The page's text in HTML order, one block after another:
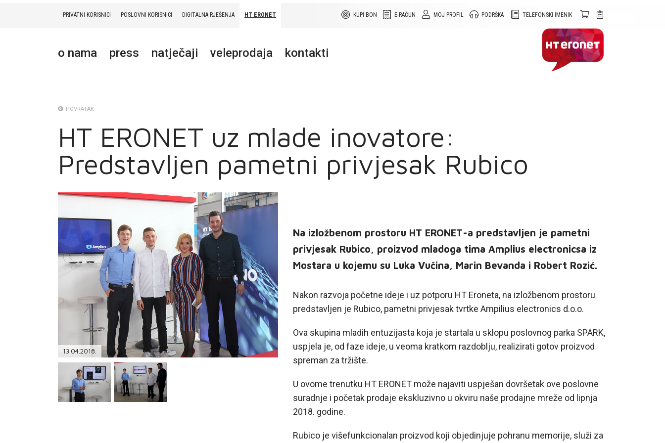
TELEFONSKI IMENIK
PODRŠKA
MOJ PROFIL
E-RAČUN
KUPI BON
PRIVATNI KORISNICI POSLOVNI KORISNICI DIGITALNA RJEŠENJA HT ERONET
o nama press natječaji veleprodaja kontakti
TELEFONSKI IMENIK
POVRATAK
HT ERONET uz mlade inovatore:
Predstavljen pametni privjesak Rubico
13.04.2018.
Na izložbenom prostoru HT ERONET-a predstavljen je pametni
privjesak Rubico, proizvod mladoga tima Amplius electronicsa iz
Mostara u kojemu su Luka Vučina, Marin Bevanda i Robert Rozić.
Nakon razvoja početne ideje i uz potporu HT Eroneta, na izložbenom prostoru
predstavljen je Rubico, pametni privjesak tvrtke Ampilius electronics d.o.o.
Ova skupina mladih entuzijasta koja je startala u sklopu poslovnog parka SPARK,
uspjela je, od faze ideje, u veoma kratkom razdoblju, realizirati gotov proizvod
spreman za tržište.
U ovome trenutku HT ERONET može najaviti uspješan dovršetak ove poslovne
suradnje i početak prodaje ekskluzivno u okviru naše prodajne mreže od lipnja
2018. godine.
Rubico je višefunkcionalan proizvod koji objedinjuje pohranu memorije, služi za